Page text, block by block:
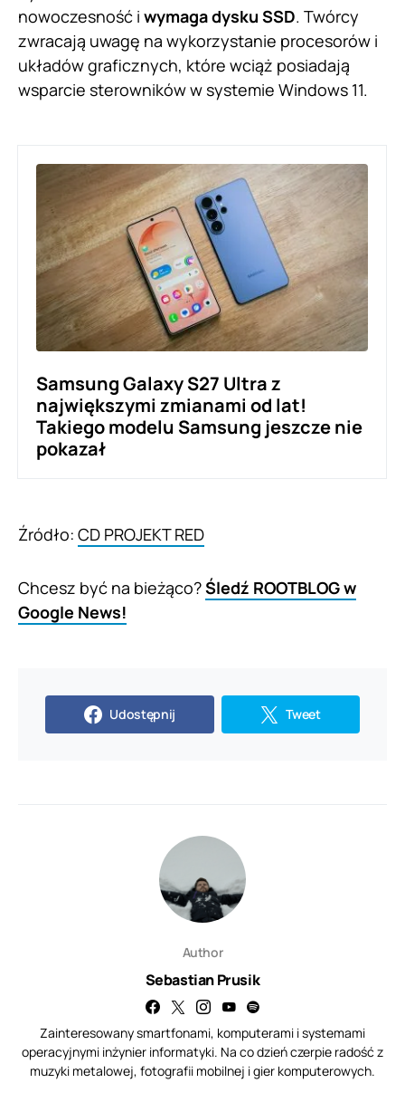
nowoczesność i wymaga dysku SSD. Twórcy
zwracają uwagę na wykorzystanie procesorów i
układów graficznych, które wciąż posiadają
wsparcie sterowników w systemie Windows 11.
Samsung Galaxy S27 Ultra z
największymi zmianami od lat!
Takiego modelu Samsung jeszcze nie
pokazał
Źródło: CD PROJEKT RED
Chcesz być na bieżąco?Śledź ROOTBLOG w
Google News!
Udostępnij Tweet
Author
Sebastian Prusik
Zainteresowany smartfonami, komputerami i systemami
operacyjnymi inżynier informatyki. Na co dzień czerpie radość z
muzyki metalowej, fotografii mobilnej i gier komputerowych.